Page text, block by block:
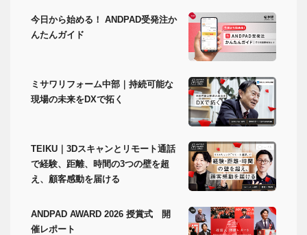
今日から始める！ ANDPAD受発注か
んたんガイド
ミサワリフォーム中部｜持続可能な
現場の未来をDXで拓く
TEIKU｜3Dスキャンとリモート通話
で経験、距離、時間の3つの壁を超
え、顧客感動を届ける
ANDPAD AWARD 2026 授賞式 開
催レポート